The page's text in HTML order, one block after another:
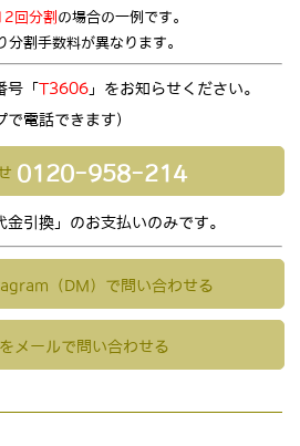
回分割 の場合の一例です。
割手数料が異なります。
号「 T3606」をお知らせください。
で電話できます)
0120-958-214
引換」のお支払いのみです。
（DM）で問い合わせる
メールで問い合わせる